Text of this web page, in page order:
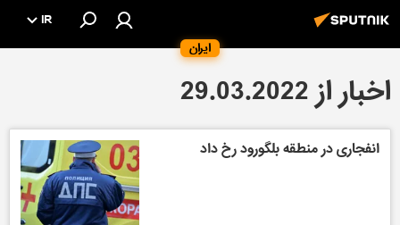
ایران
IR
اخبار از 29.03.2022
انفجاری در منطقه بلگورود رخ داد